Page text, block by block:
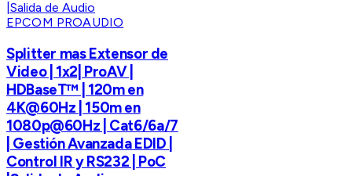
EPCOM PROAUDIO
Splitter mas Extensor de
Video | 1x2| ProAV |
HDBaseT™ | 120m en
4K@60Hz | 150m en
1080p@60Hz | Cat6/6a/7
| Gestión Avanzada EDID |
Control IR y RS232 | PoC